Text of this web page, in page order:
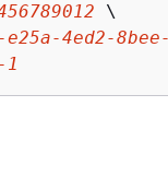
\
e25a-4ed2-
1